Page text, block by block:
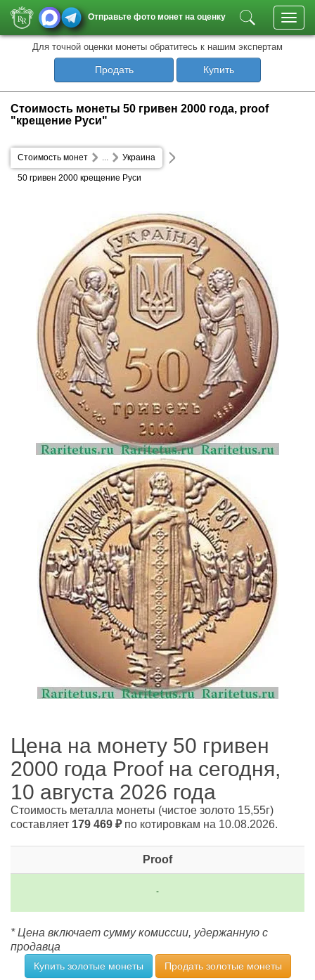
Отправьте фото монет на оценку
Для точной оценки монеты обратитесь к нашим экспертам
Продать Купить
Стоимость монеты 50 гривен 2000 года, proof
"крещение Руси"
Стоимость монет Украина
...
50 гривен 2000 крещение Руси
Цена на монету 50 гривен
2000 года Proof на сегодня,
10 августа 2026 года
Стоимость металла монеты (чистое золото 15,55г)
составляет 179 469 ₽по котировкам на 10.08.2026.
Proof
-
* Цена включает сумму комиссии, удержанную с
продавца
Купить золотые монеты Продать золотые монеты